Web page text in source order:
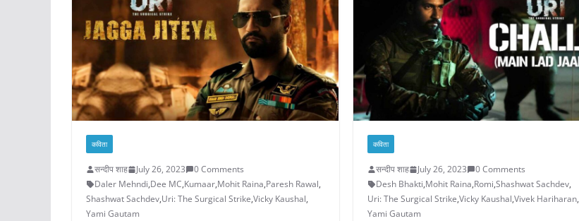
कविता
सन्दीप शाह July 26, 2023
0 Comments
Daler Mehndi,Dee MC,Kumaar,Mohit Raina,Paresh Rawal,
Shashwat Sachdev,Uri: The Surgical Strike,Vicky Kaushal,
Yami Gautam
कविता
सन्दीप शाह July 26, 2023
0 Comments
Desh Bhakti,Mohit Raina,Romi,Shashwat Sachdev,
Uri: The Surgical Strike,Vicky Kaushal,Vivek Hariharan,
Yami Gautam